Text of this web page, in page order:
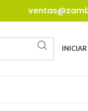
INICIAR